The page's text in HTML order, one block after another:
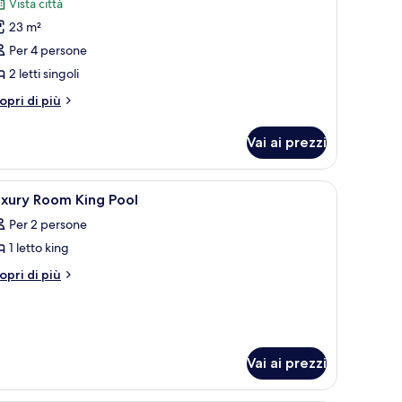
Vista città
23 m²
Per 4 persone
2 letti singoli
di più
Vai ai prezzi
due lampade. Sullo sfondo, si intravede un letto con testiera.
2 Room King Pool
Per 2 persone
1 letto king
di più
Vai ai prezzi